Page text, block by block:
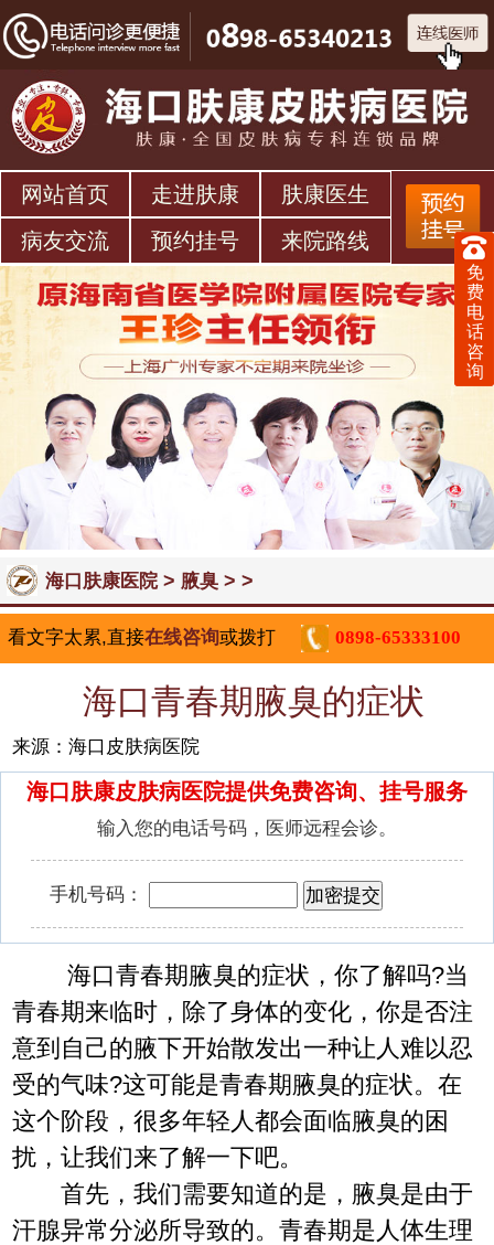
网站首页 走进肤康
肤康医生
病友交流
预约挂号 来院路线
海口肤康医院> 腋臭> >
看文字太累,直接在线咨询或拨打 0898-65333100
海口青春期腋臭的症状
来源：海口皮肤病医院
海口肤康皮肤病医院提供免费咨询、挂号服务
输入您的电话号码，医师远程会诊。
手机号码：
海口青春期腋臭的症状，你了解吗?当
青春期来临时，除了身体的变化，你是否注
意到自己的腋下开始散发出一种让人难以忍
受的气味?这可能是青春期腋臭的症状。在
这个阶段，很多年轻人都会面临腋臭的困
扰，让我们来了解一下吧。
首先，我们需要知道的是，腋臭是由于
汗腺异常分泌所导致的。青春期是人体生理
免
费
电
话
咨
询